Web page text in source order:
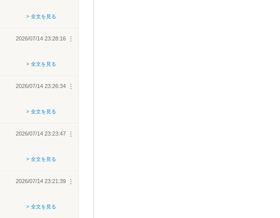
> 全文を見る
︙
2026/07/14 23:28:16
> 全文を見る
︙
2026/07/14 23:26:34
> 全文を見る
︙
2026/07/14 23:23:47
> 全文を見る
︙
2026/07/14 23:21:39
> 全文を見る